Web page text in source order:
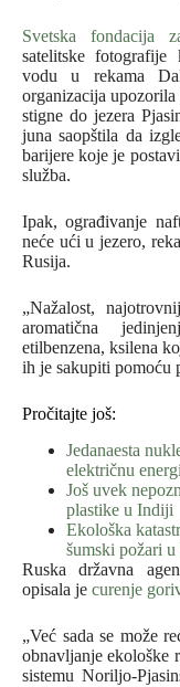
Svetska
satelitske
vodu u rekama
organizacija
stigne do jezera
juna saopštila da
barijere koje je
služba.
Ipak, ograđivanje
neće ući u jezero,
Rusija.
„Nažalost,
aromatična
etilbenzena, ksilena
ih je sakupiti pomoću
Pročitajte još:
Jedanaesta
električnu
Još uvek
plastike u Indiji
Ekološka
šumski požari u
Ruska državna
opisala je curenje
„Već sada se može
obnavljanje ekološke
sistemu Noriljo-